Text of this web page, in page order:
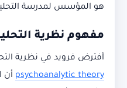
هو المؤسس لمدرسة
مفهوم نظرية
أفترض فرويد في نظرية
psychoanalytic theory أن